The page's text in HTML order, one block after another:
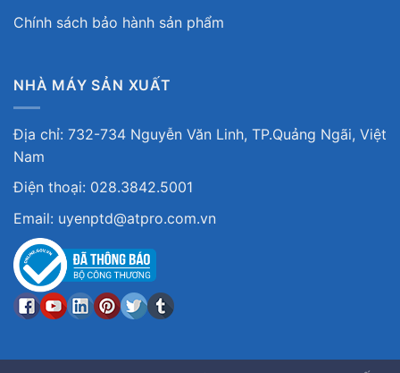
Chính sách bảo hành sản phẩm
NHÀ MÁY SẢN XUẤT
Địa chỉ: 732-734 Nguyễn Văn Linh, TP.Quảng Ngãi, Việt
Nam
Điện thoại: 028.3842.5001
Email: uyenptd@atpro.com.vn